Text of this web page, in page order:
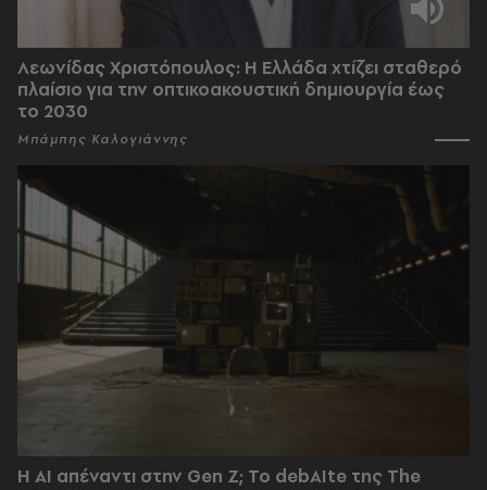
Λεωνίδας Χριστόπουλος: Η Ελλάδα χτίζει σταθερό
πλαίσιο για την οπτικοακουστική δημιουργία έως
το 2030
Μπάμπης Καλογιάννης
Η AI απέναντι στην Gen Z; Το debAIte της The